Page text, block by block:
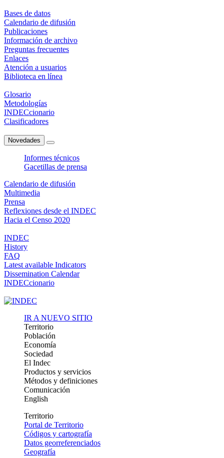
Bases de datos
Calendario de difusión
Publicaciones
Información de archivo
Preguntas frecuentes
Enlaces
Atención a usuarios
Biblioteca en línea
Glosario
Metodologías
INDECcionario
Clasificadores
Novedades
Informes técnicos
Gacetillas de prensa
Calendario de difusión
Multimedia
Prensa
Reflexiones desde el INDEC
Hacia el Censo 2020
INDEC
History
FAQ
Latest available Indicators
Dissemination Calendar
INDECcionario
IR A NUEVO SITIO
Territorio
Población
Economía
Sociedad
El Indec
Productos y servicios
Métodos y definiciones
Comunicación
English
Territorio
Portal de Territorio
Códigos y cartografía
Datos georreferenciados
Geografía